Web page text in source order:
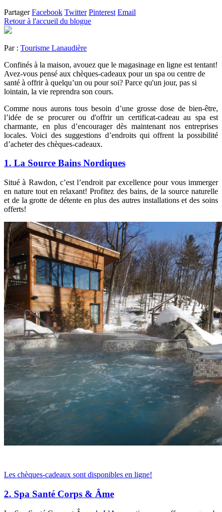
Partager Facebook Twitter Pinterest Email
Retour à l'accueil du blogue
Par : Tourisme Lanaudière
Confinés à la maison, avouez que le magasinage en ligne est tentant!
Avez-vous pensé aux chèques-cadeaux pour un spa ou centre de
santé à offrir à quelqu’un ou pour soi? Parce qu'un jour, pas si
lointain, la vie reprendra son cours.
Comme nous aurons tous besoin d’une grosse dose de bien-être,
l’idée de se procurer ou d'offrir un certificat-cadeau au spa est
charmante, en plus d’encourager dès maintenant nos entreprises
locales. Voici des suggestions d’endroits qui offrent la possibilité
d’acheter des chèques-cadeaux.
1. La Source Bains Nordiques
Situé à Rawdon, c’est l’endroit par excellence pour vous immerger
en nature tout en relaxant! Profitez des bains, de la source naturelle
et de la grotte de détente en plus des autres installations et des soins
offerts!
Les chèques-cadeaux sont disponibles en ligne!
2. Spa Santé Corps & Âme